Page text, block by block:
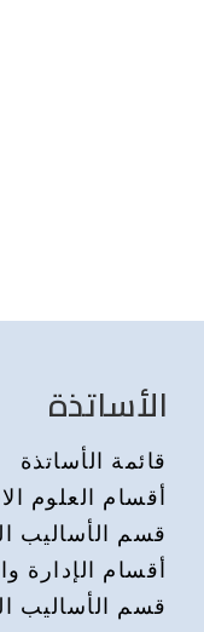
الأساتذة
قائمة الأساتذة
أقسام العلوم
قسم الأساليب
أقسام الإدارة
قسم الأساليب